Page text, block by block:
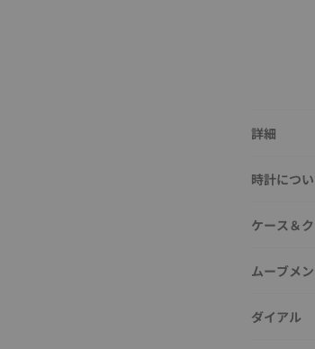
詳細
時計につ
ケース＆
ムーブメ
ダイアル